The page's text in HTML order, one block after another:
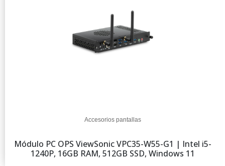
Accesorios pantallas
Módulo PC OPS ViewSonic VPC35-W55-G1 | Intel i5-
1240P, 16GB RAM, 512GB SSD, Windows 11